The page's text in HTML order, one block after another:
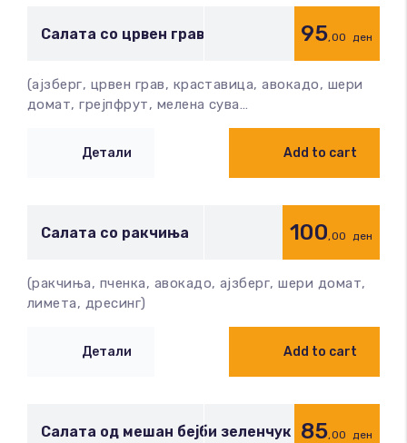
Салата со црвен грав 95,00 ден
(ајзберг, црвен грав, краставица, авокадо, шери
домат, грејпфрут, мелена сува…
Детали Add to cart
Салата со ракчиња 100,00 ден
(ракчиња, пченка, авокадо, ајзберг, шери домат,
лимета, дресинг)
Детали Add to cart
Салата од мешан бејби зеленчук 85,00 ден